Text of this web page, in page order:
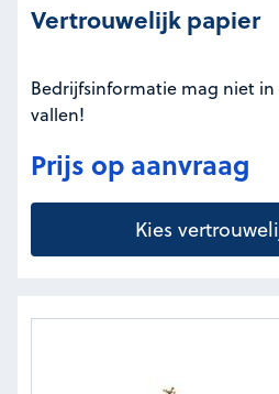
Vertrouwelijk papier
Bedrijfsinformatie mag niet
vallen!
Prijs op aanvraag
Kies